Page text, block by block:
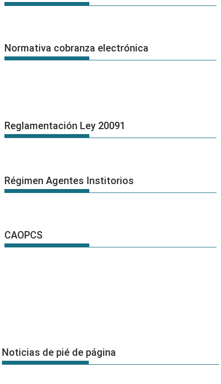
Normativa cobranza electrónica
Reglamentación Ley 20091
Régimen Agentes Institorios
CAOPCS
Noticias de pié de página